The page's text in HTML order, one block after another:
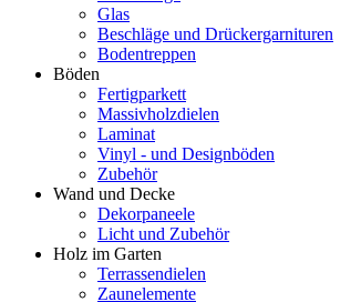
Glas
Beschläge und Drückergarnituren
Bodentreppen
Böden
Fertigparkett
Massivholzdielen
Laminat
Vinyl - und Designböden
Zubehör
Wand und Decke
Dekorpaneele
Licht und Zubehör
Holz im Garten
Terrassendielen
Zaunelemente